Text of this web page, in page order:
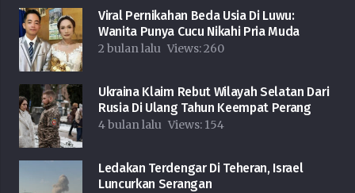
Viral Pernikahan Beda Usia Di Luwu:
Wanita Punya Cucu Nikahi Pria Muda
2 bulan lalu Views:260
Ukraina Klaim Rebut Wilayah Selatan Dari
Rusia Di Ulang Tahun Keempat Perang
4 bulan lalu Views: 154
Ledakan Terdengar Di Teheran, Israel
Luncurkan Serangan